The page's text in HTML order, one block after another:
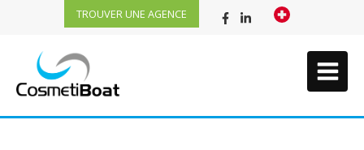
TROUVER UNE AGENCE